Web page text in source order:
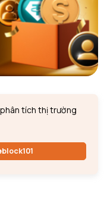
tích thị trường